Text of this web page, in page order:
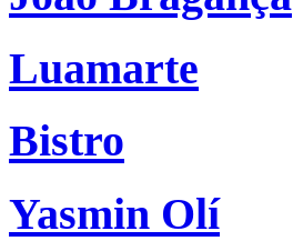
Luamarte
Bistro
Yasmin Olí